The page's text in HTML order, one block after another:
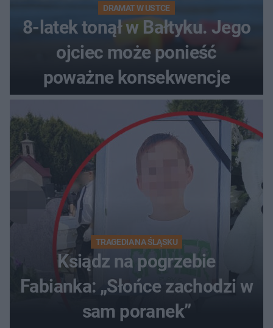
DRAMAT W USTCE
8-latek tonął w Bałtyku. Jego
ojciec może ponieść
poważne konsekwencje
TRAGEDIA NA ŚLĄSKU
Ksiądz na pogrzebie
Fabianka: „Słońce zachodzi w
sam poranek”